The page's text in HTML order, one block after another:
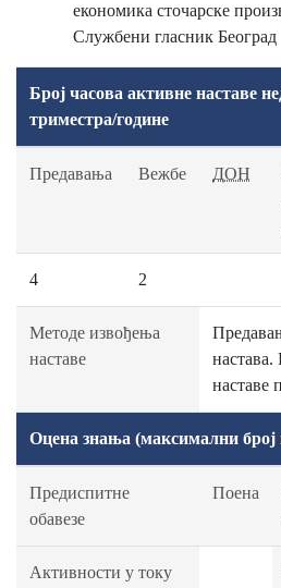
економика сточарске
Службени гласник Београд
Број часова активне наставе
триместра/године
Предавања Вежбе ДОН
4 2
Методе извођења
наставе
наставе
Оцена знања (максимални број
Предиспитне
обавезе
Поена
Активности у току